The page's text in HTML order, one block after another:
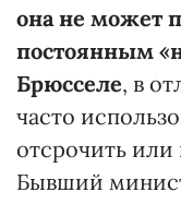
она не может
постоянным
Брюсселе, в
часто
отсрочить
Бывший